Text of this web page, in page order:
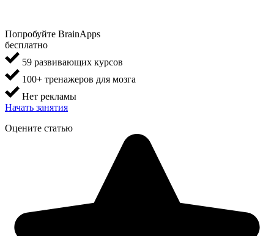
Попробуйте BrainApps
бесплатно
59 развивающих курсов
100+ тренажеров для мозга
Нет рекламы
Начать занятия
Оцените статью